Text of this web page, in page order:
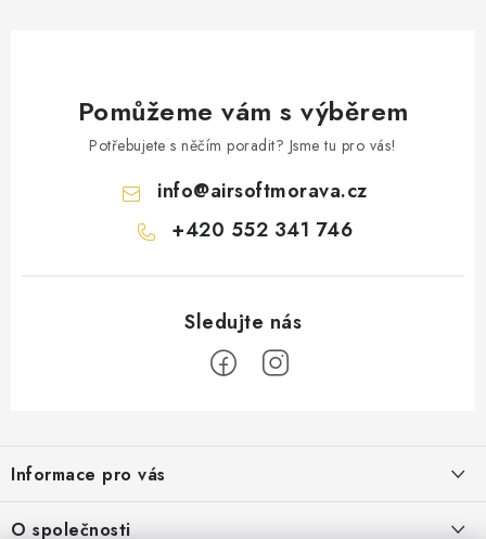
Pomůžeme vám s výběrem
Potřebujete s něčím poradit? Jsme tu pro vás!
info@airsoftmorava.cz
+420 552 341 746
p
a
Informace pro vás
Obchodní podmínky
O společnosti